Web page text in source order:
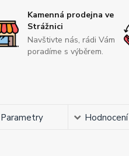
Kamenná prodejna ve
Strážnici
Navštivte nás, rádi Vám
poradíme s výběrem.
Parametry Hodnocení